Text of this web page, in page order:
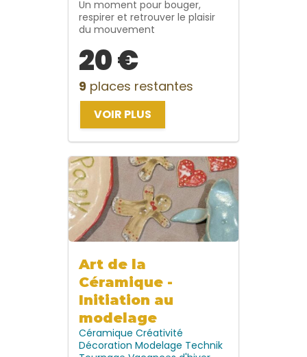
Un moment pour bouger,
respirer et retrouver le plaisir
du mouvement
20 €
9 places restantes
VOIR PLUS
Art de la
Céramique -
Initiation au
modelage
Céramique Créativité
Décoration Modelage Technik